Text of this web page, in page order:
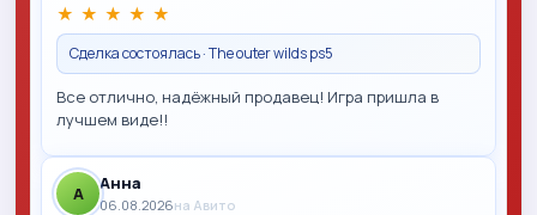
★ ★ ★ ★ ★
Сделка состоялась · The outer wilds ps5
Все отлично, надёжный продавец! Игра пришла в
лучшем виде!!
A Анна
06.08.2026на Авито